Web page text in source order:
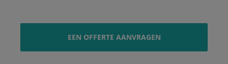
EEN OFFERTE AANVRAGEN